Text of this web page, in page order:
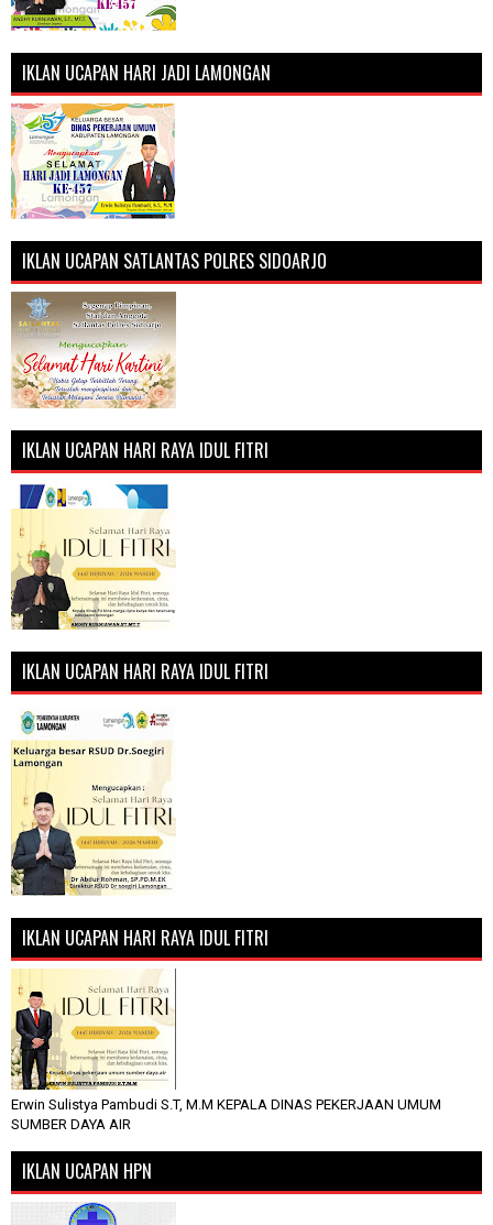
IKLAN UCAPAN HARI JADI LAMONGAN
IKLAN UCAPAN SATLANTAS POLRES SIDOARJO
IKLAN UCAPAN HARI RAYA IDUL FITRI
IKLAN UCAPAN HARI RAYA IDUL FITRI
IKLAN UCAPAN HARI RAYA IDUL FITRI
Erwin Sulistya Pambudi S.T, M.M KEPALA DINAS PEKERJAAN UMUM
SUMBER DAYA AIR
IKLAN UCAPAN HPN